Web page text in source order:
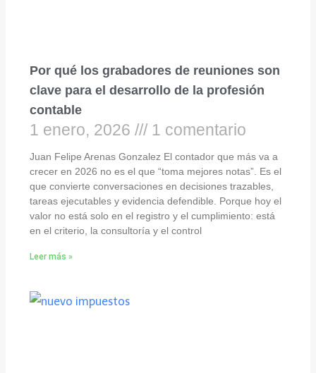
Por qué los grabadores de reuniones son
clave para el desarrollo de la profesión
contable
1 enero, 2026 1 comentario
Juan Felipe Arenas Gonzalez El contador que más va a
crecer en 2026 no es el que “toma mejores notas”. Es el
que convierte conversaciones en decisiones trazables,
tareas ejecutables y evidencia defendible. Porque hoy el
valor no está solo en el registro y el cumplimiento: está
en el criterio, la consultoría y el control
Leer más »